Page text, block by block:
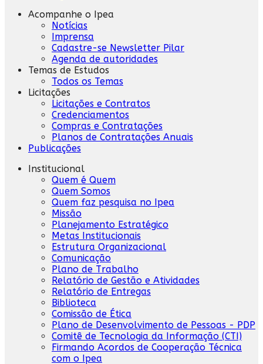
Acompanhe o Ipea
Notícias
Imprensa
Cadastre-se Newsletter Pilar
Agenda de autoridades
Temas de Estudos
Todos os Temas
Licitações
Licitações e Contratos
Credenciamentos
Compras e Contratações
Planos de Contratações Anuais
Publicações
Institucional
Quem é Quem
Quem Somos
Quem faz pesquisa no Ipea
Missão
Planejamento Estratégico
Metas Institucionais
Estrutura Organizacional
Comunicação
Plano de Trabalho
Relatório de Gestão e Atividades
Relatório de Entregas
Biblioteca
Comissão de Ética
Plano de Desenvolvimento de Pessoas - PDP
Comitê de Tecnologia da Informação (CTI)
Firmando Acordos de Cooperação Técnica
com o Ipea